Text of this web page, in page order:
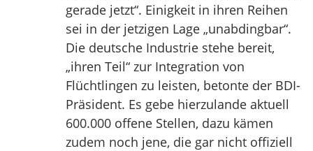
gerade jetzt“. Einigkeit in ihren Reihen
sei in der jetzigen Lage „unabdingbar“.
Die deutsche Industrie stehe bereit,
„ihren Teil“ zur Integration von
Flüchtlingen zu leisten, betonte der BDI-
Präsident. Es gebe hierzulande aktuell
600.000 offene Stellen, dazu kämen
zudem noch jene, die gar nicht offiziell